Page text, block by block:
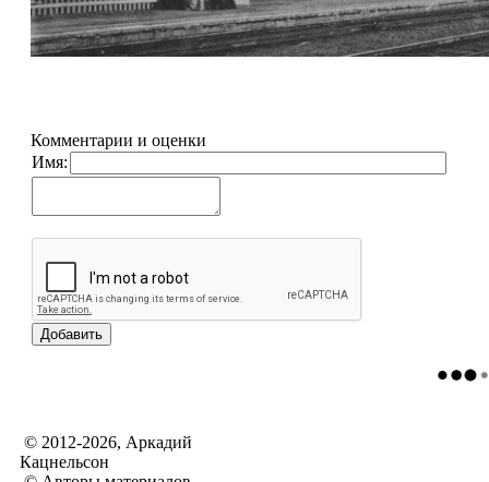
Комментарии и оценки
Имя:
© 2012-2026, Аркадий
Кацнельсон